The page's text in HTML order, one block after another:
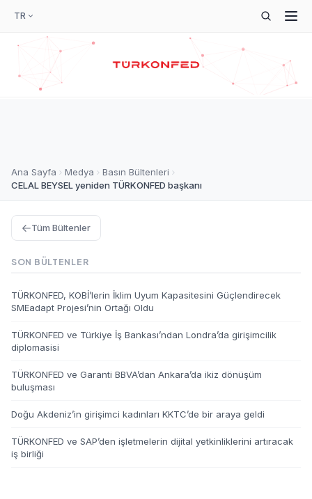
TR
Ana Sayfa Medya
Basın Bültenleri
CELAL BEYSEL yeniden TÜRKONFED başkanı
Tüm Bültenler
SON BÜLTENLER
TÜRKONFED, KOBİ’lerin İklim Uyum Kapasitesini Güçlendirecek
SMEadapt Projesi’nin Ortağı Oldu
TÜRKONFED ve Türkiye İş Bankası’ndan Londra’da girişimcilik
diplomasisi
TÜRKONFED ve Garanti BBVA’dan Ankara’da ikiz dönüşüm
buluşması
Doğu Akdeniz’in girişimci kadınları KKTC’de bir araya geldi
TÜRKONFED ve SAP’den işletmelerin dijital yetkinliklerini artıracak
iş birliği